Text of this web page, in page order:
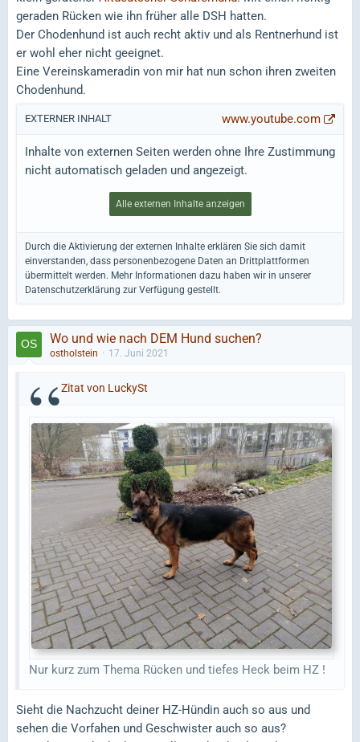
geraden Rücken wie ihn früher alle DSH hatten.
Der Chodenhund ist auch recht aktiv und als Rentnerhund ist
er wohl eher nicht geeignet.
Eine Vereinskameradin von mir hat nun schon ihren zweiten
Chodenhund.
EXTERNER INHALT www.youtube.com
Inhalte von externen Seiten werden ohne Ihre Zustimmung
nicht automatisch geladen und angezeigt.
Alle externen Inhalte anzeigen
Durch die Aktivierung der externen Inhalte erklären Sie sich damit
einverstanden, dass personenbezogene Daten an Drittplattformen
übermittelt werden. Mehr Informationen dazu haben wir in unserer
Datenschutzerklärung zur Verfügung gestellt.
Wo und wie nach DEM Hund suchen?
ostholstein 17. Juni 2021
Zitat von LuckySt
Nur kurz zum Thema Rücken und tiefes Heck beim HZ !
Sieht die Nachzucht deiner HZ-Hündin auch so aus und
sehen die Vorfahen und Geschwister auch so aus?